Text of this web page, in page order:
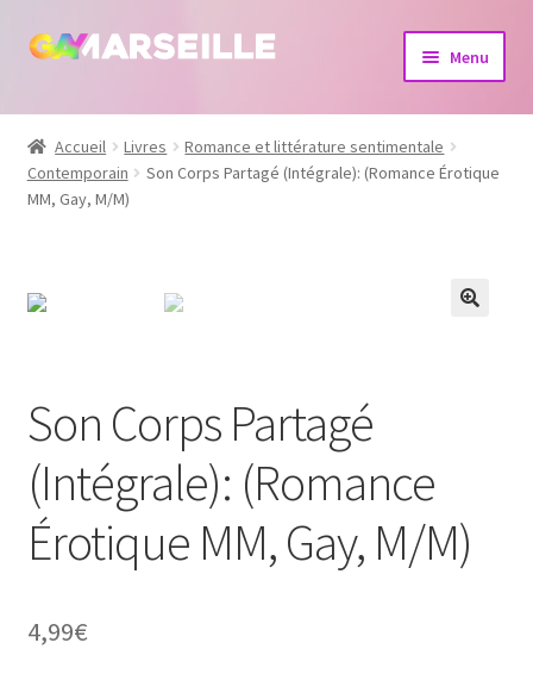
Aller
navigation
Aller
Menu
Boutique
Bijoux
Dvd
Accueil Livres
Romance et littérature sentimentale
Contemporain
Son Corps Partagé (Intégrale): (Romance Érotique
MM, Gay, M/M)
Son Corps Partagé
(Intégrale): (Romance
Érotique MM, Gay, M/M)
4,99€